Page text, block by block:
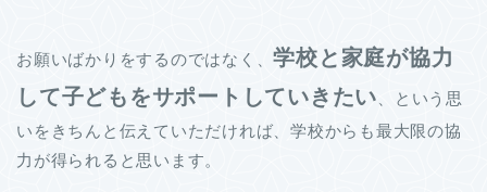
お願いばかりをするのではなく、学校と家庭が協力
して子どもをサポートしていきたい 、という思
いをきちんと伝えていただければ、学校からも最大限の協
力が得られると思います。